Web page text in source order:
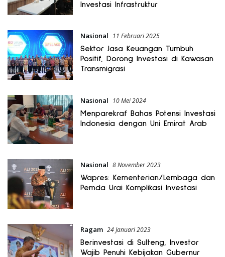
Investasi Infrastruktur
Nasional 11 Februari 2025
Sektor Jasa Keuangan Tumbuh
Positif, Dorong Investasi di Kawasan
Transmigrasi
Nasional 10 Mei 2024
Menparekraf Bahas Potensi Investasi
Indonesia dengan Uni Emirat Arab
Nasional 8 November 2023
Wapres: Kementerian/Lembaga dan
Pemda Urai Komplikasi Investasi
Ragam 24 Januari 2023
Berinvestasi di Sulteng, Investor
Wajib Penuhi Kebijakan Gubernur